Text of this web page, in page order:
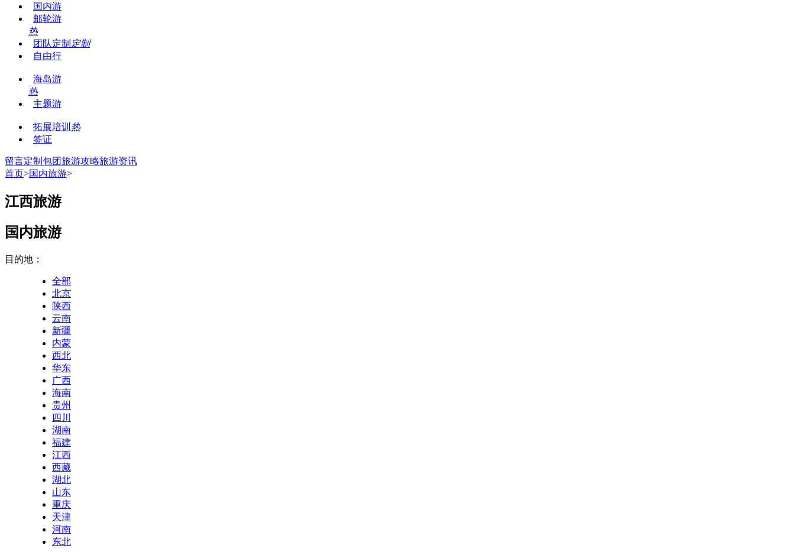
国内游
邮轮游
热
团队定制 定制
自由行
海岛游
热
主题游
拓展培训 热
签证
留言定制包团旅游攻略旅游资讯
首页>国内旅游>
江西旅游
国内旅游
目的地：
全部
北京
陕西
云南
新疆
内蒙
西北
华东
广西
海南
贵州
四川
湖南
福建
江西
西藏
湖北
山东
重庆
天津
河南
东北